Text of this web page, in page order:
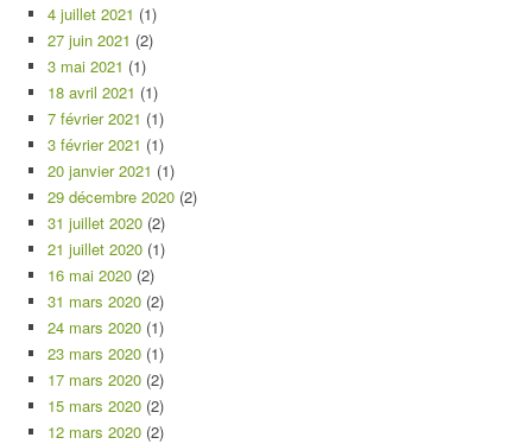
4 juillet 2021 (1)
27 juin 2021 (2)
3 mai 2021 (1)
18 avril 2021 (1)
7 février 2021 (1)
3 février 2021 (1)
20 janvier 2021 (1)
29 décembre 2020 (2)
31 juillet 2020 (2)
21 juillet 2020 (1)
16 mai 2020 (2)
31 mars 2020 (2)
24 mars 2020 (1)
23 mars 2020 (1)
17 mars 2020 (2)
15 mars 2020 (2)
12 mars 2020 (2)